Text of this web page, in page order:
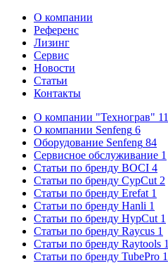
О компании
Референс
Лизинг
Сервис
Новости
Статьи
Контакты
О компании "Технограв" 11
О компании Senfeng 6
Оборудование Senfeng 84
Сервисное обслуживание 1
Статьи по бренду BOCI 4
Статьи по бренду CypCut 2
Статьи по бренду Erefat 1
Статьи по бренду Hanli 1
Статьи по бренду HypCut 1
Статьи по бренду Raycus 1
Статьи по бренду Raytools 1
Статьи по бренду TubePro 1